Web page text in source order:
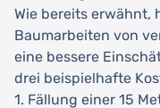
Wie bereits erwähnt,
Baumarbeiten von
eine bessere
drei beispielhafte
1. Fällung einer 15